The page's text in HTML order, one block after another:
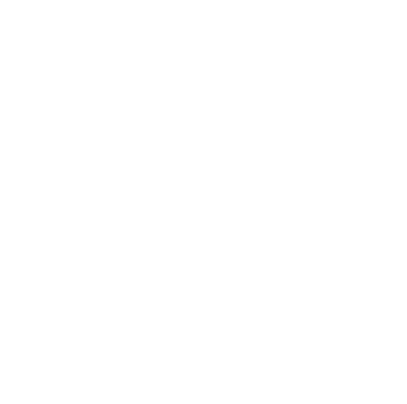
modelului potrivit se face tinand cont de mai multe aspecte,
si locul in care va fi instalat. Un gratar rotund, fix, de
fiind usor de utilizat. In schimb, unul mai mare, cu roti, este
dar si kituri pentru gratar instant de unica folosinta. In plus,
cele mai interesante retete devine din ce in ce mai usoara.
Pune produsele preferate in cosul de cumparaturi si pregateste-